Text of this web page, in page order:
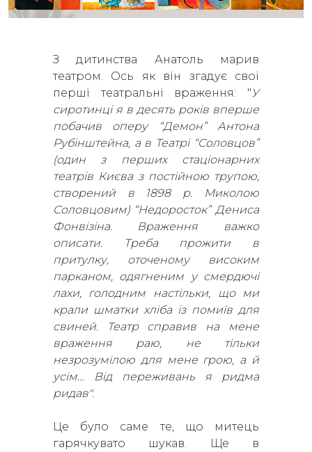
З дитинства Анатоль марив
театром. Ось як він згадує свої
перші театральні враження: "У
сиротинці я в десять років вперше
побачив оперу “Демон” Антона
Рубінштейна, а в Театрі “Соловцов”
(один з перших стаціонарних
театрів Києва з постійною трупою,
створений в 1898 р. Миколою
Соловцовим) “Недоросток” Дениса
Фонвізіна. Враження важко
описати. Треба прожити в
притулку, оточеному високим
парканом, одягненим у смердючі
лахи, голодним настільки, що ми
крали шматки хліба із помиїв для
свиней. Театр справив на мене
враження раю, не тільки
незрозумілою для мене грою, а й
усім… Від переживань я ридма
ридав".
Це було саме те, що митець
гарячкувато шукав. Ще в